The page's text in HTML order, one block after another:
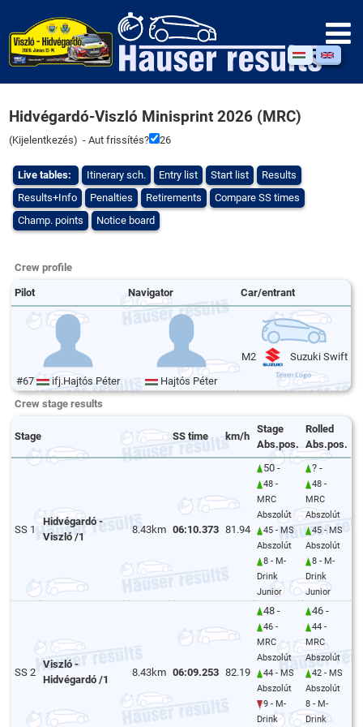
Hidvégardó-Viszló Minisprint 2026 (MRC)
(Kijelentkezés) - Aut frissítés? 26
Live tables: Itinerary sch. Entry list Start list
Results
Results+Info
Penalties Retirements
Compare SS times
Champ. points
Notice board
Crew profile
Pilot Navigator Car/entrant
#67 ifj.Hajtós Péter Hajtós Péter
M2 Suzuki Swift
Crew stage results
Stage SS time km/h
Stage
Abs.pos.
Rolled
Abs.pos.
SS 1
Hidvégardó -
Viszló /1
8.43km 06:10.373 81.94
50 -
48 -
MRC
Abszolút
45 - MS
Abszolút
8 - M-
Drink
Junior
? -
48 -
MRC
Abszolút
45 - MS
Abszolút
8 - M-
Drink
Junior
SS 2
Viszló -
Hidvégardó /1
8.43km 06:09.253 82.19
48 -
46 -
MRC
Abszolút
44 - MS
Abszolút
9 - M-
Drink
46 -
44 -
MRC
Abszolút
42 - MS
Abszolút
8 - M-
Drink